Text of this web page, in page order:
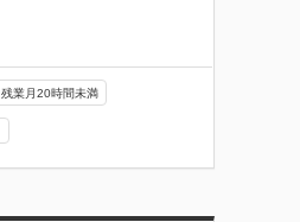
残業月20時間未満